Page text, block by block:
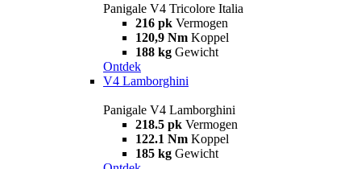
Panigale V4 Tricolore Italia
216 pk Vermogen
120,9 Nm Koppel
188 kg Gewicht
Ontdek
V4 Lamborghini
Panigale V4 Lamborghini
218.5 pk Vermogen
122.1 Nm Koppel
185 kg Gewicht